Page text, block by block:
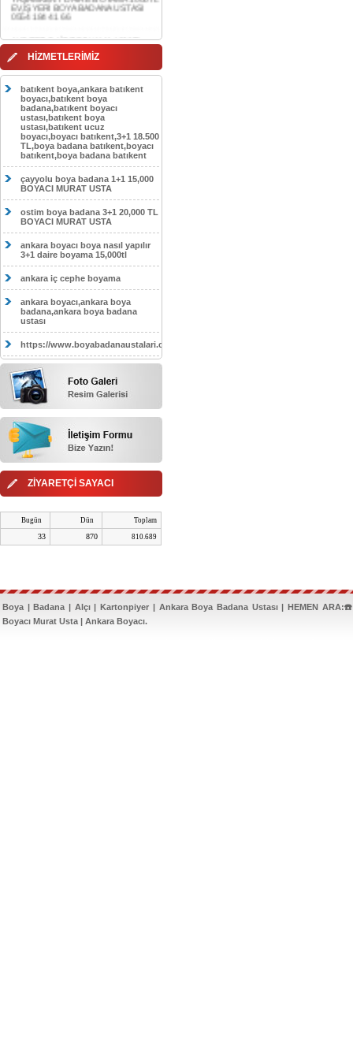
AKDERE DAİRE BOYAMA 1000TL
0554 184 41 66
CEBECİ DAİRE BOYAMA 1000TL
EV,İŞYERİ BOYA BADANA USTASI
HASKÖY DAİRE BOYAMA 1000TL
EV,İŞYERİ BOYA BADANA USTASI
0554 184 41 66
GÖLBAŞI DAİRE BOYAMA 1000TL
EV,İŞYERİ BOYA BADANA USTASI
0554 184 41 66
SOKULLU DAİRE BOYAMA 1000TL
EV,İŞYERİ BOYA BADANA USTASI
0554 184 41 66
HİZMETLERİMİZ
batıkent boya,ankara batıkent
boyacı,batıkent boya
badana,batıkent boyacı
ustası,batıkent boya
ustası,batıkent ucuz
boyacı,boyacı batıkent,3+1 18.500
TL,boya badana batıkent,boyacı
batıkent,boya badana batıkent
çayyolu boya badana 1+1 15,000
BOYACI MURAT USTA
ostim boya badana 3+1 20,000 TL
BOYACI MURAT USTA
ankara boyacı boya nasıl yapılır
3+1 daire boyama 15,000tl
ankara iç cephe boyama
ankara boyacı,ankara boya
badana,ankara boya badana
ustası
https://www.boyabadanaustalari.com/
ZİYARETÇİ SAYACI
Bugün Dün Toplam
33 870 810.689
Boya | Badana | Alçı | Kartonpiyer | Ankara Boya Badana Ustası | HEMEN
Boyacı Murat Usta | Ankara Boyacı.